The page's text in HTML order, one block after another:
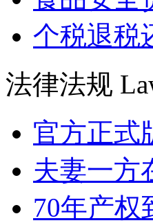
个税退税
法律法规
官方正式
夫妻一方
70年产